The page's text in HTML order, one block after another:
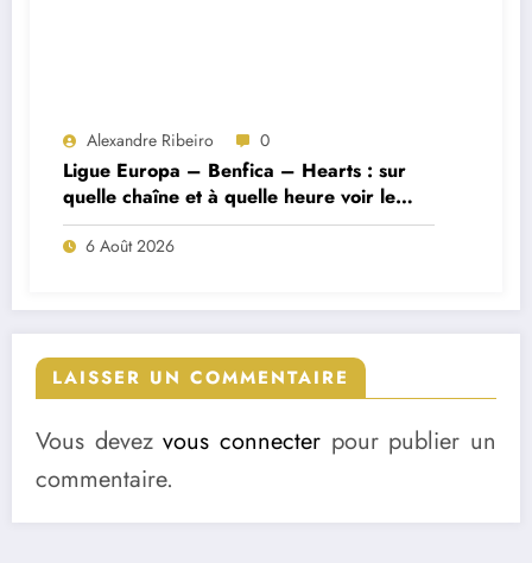
Alexandre Ribeiro 0
Ligue Europa – Benfica – Hearts : sur
quelle chaîne et à quelle heure voir le
match ?
6 Août 2026
LAISSER UN COMMENTAIRE
Vous devezvous connecter pour publier un
commentaire.